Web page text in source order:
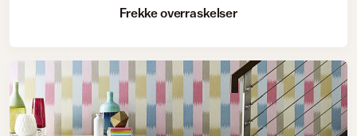
Frekke overraskelser